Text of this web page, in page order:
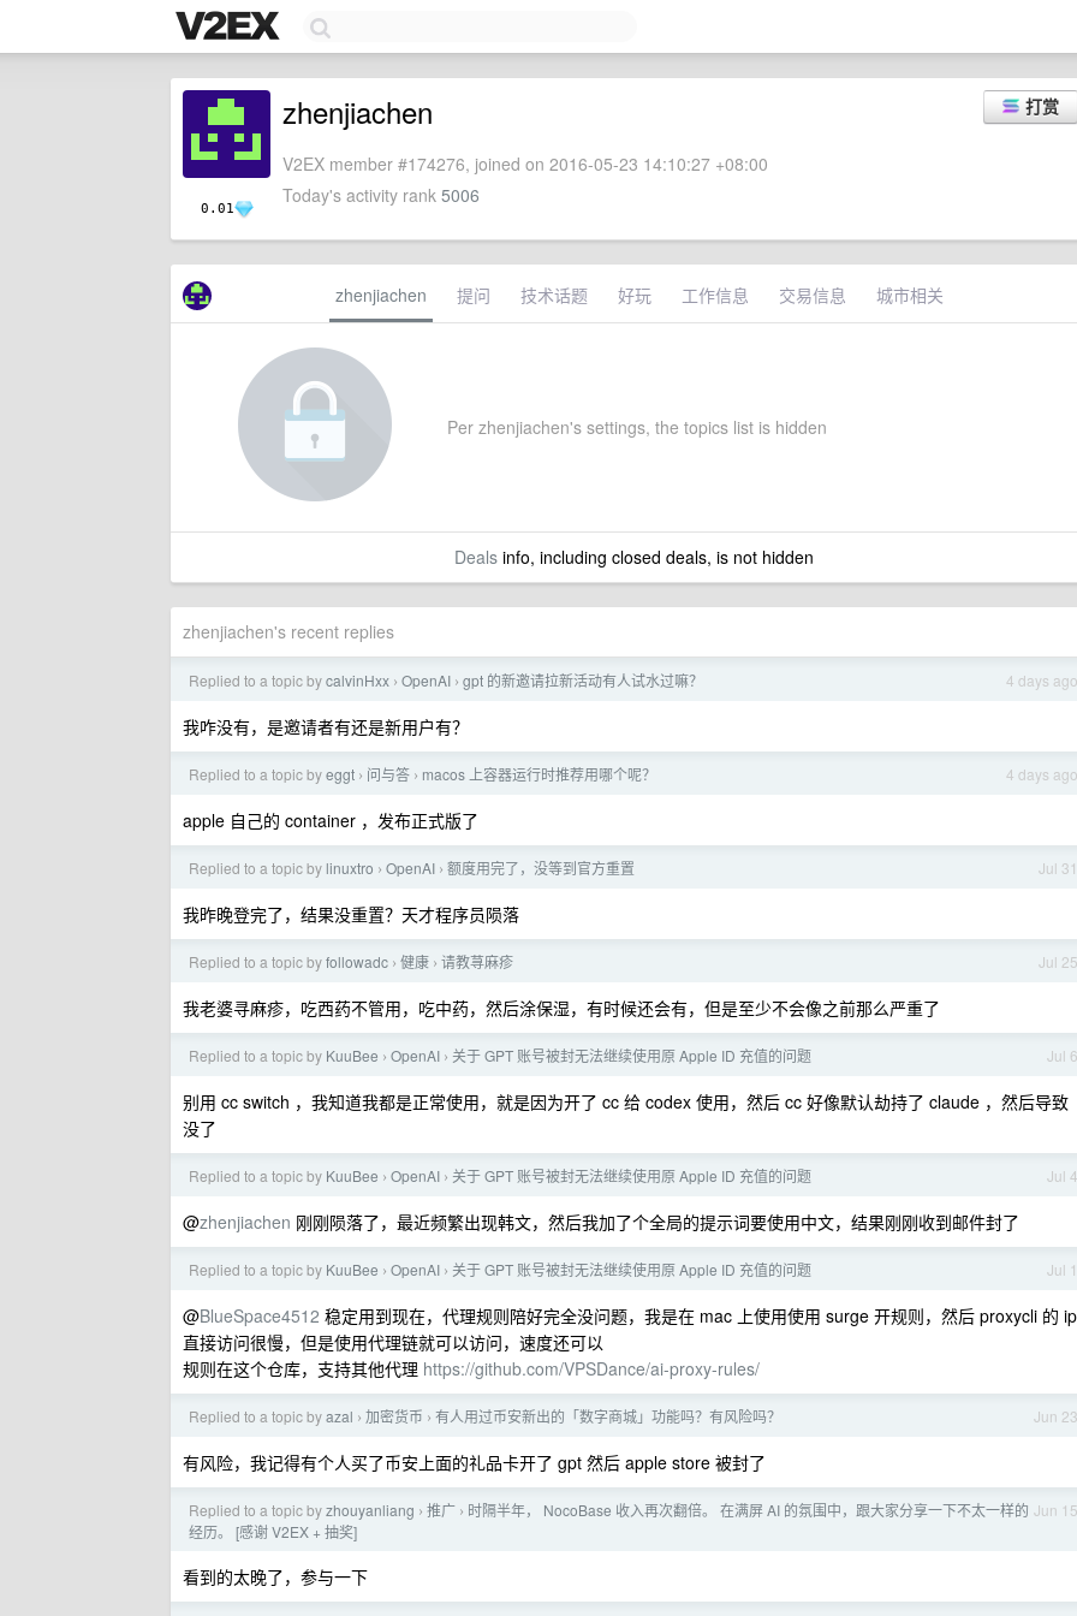
0.01
打赏
zhenjiachen
V2EX member #174276, joined on 2016-05-23 14:10:27 +08:00
Today's activity rank 5006
zhenjiachen 提问 技术话题 好玩 工作信息 交易信息 城市相关
Per zhenjiachen's settings, the topics list is hidden
Dealsinfo, including closed deals, is not hidden
zhenjiachen's recent replies
4 days ago
Replied to a topic bycalvinHxx › OpenAI › gpt 的新邀请拉新活动有人试水过嘛？
我咋没有，是邀请者有还是新用户有？
4 days ago
Replied to a topic byeggt › 问与答 › macos 上容器运行时推荐用哪个呢？
apple 自己的 container ，发布正式版了
Jul 31
Replied to a topic by linuxtro › OpenAI › 额度用完了，没等到官方重置
我昨晚登完了，结果没重置？天才程序员陨落
Jul 25
Replied to a topic byfollowadc › 健康 › 请教荨麻疹
我老婆寻麻疹，吃西药不管用，吃中药，然后涂保湿，有时候还会有，但是至少不会像之前那么严重了
Jul 6
Replied to a topic by KuuBee › OpenAI › 关于 GPT 账号被封无法继续使用原 Apple ID 充值的问题
别用 cc switch ，我知道我都是正常使用，就是因为开了 cc 给 codex 使用，然后 cc 好像默认劫持了 claude ，然后导致
没了
Jul 4
Replied to a topic by KuuBee › OpenAI › 关于 GPT 账号被封无法继续使用原 Apple ID 充值的问题
@zhenjiachen 刚刚陨落了，最近频繁出现韩文，然后我加了个全局的提示词要使用中文，结果刚刚收到邮件封了
Jul 1
Replied to a topic by KuuBee › OpenAI › 关于 GPT 账号被封无法继续使用原 Apple ID 充值的问题
@BlueSpace4512 稳定用到现在，代理规则陪好完全没问题，我是在 mac 上使用使用 surge 开规则，然后 proxycli 的 ip
直接访问很慢，但是使用代理链就可以访问，速度还可以
规则在这个仓库，支持其他代理 https://github.com/VPSDance/ai-proxy-rules/
Jun 23
Replied to a topic byazal › 加密货币 › 有人用过币安新出的「数字商城」功能吗？有风险吗？
有风险，我记得有个人买了币安上面的礼品卡开了 gpt 然后 apple store 被封了
Jun 15
Replied to a topic byzhouyanliang › 推广 › 时隔半年， NocoBase 收入再次翻倍。 在满屏 AI 的氛围中，跟大家分享一下不太一样的
经历。 [感谢 V2EX + 抽奖]
看到的太晚了，参与一下